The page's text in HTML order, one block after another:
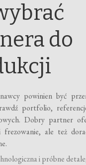
do
powinien być
portfolio,
Dobry partner
ale też
i próbne